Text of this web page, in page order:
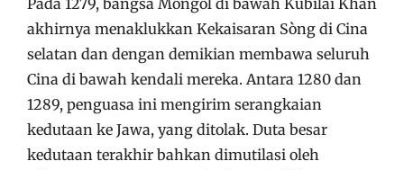
Pada 1279, bangsa Mongol di bawah Kubilai Khan
akhirnya menaklukkan Kekaisaran Sòng di Cina
selatan dan dengan demikian membawa seluruh
Cina di bawah kendali mereka. Antara 1280 dan
1289, penguasa ini mengirim serangkaian
kedutaan ke Jawa, yang ditolak. Duta besar
kedutaan terakhir bahkan dimutilasi oleh